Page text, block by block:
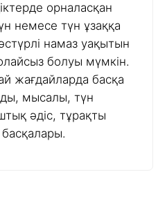
орналасқан
немесе түн ұзаққа
намаз уақытын
болуы мүмкін.
жағдайларда басқа
мысалы, түн
әдіс, тұрақты